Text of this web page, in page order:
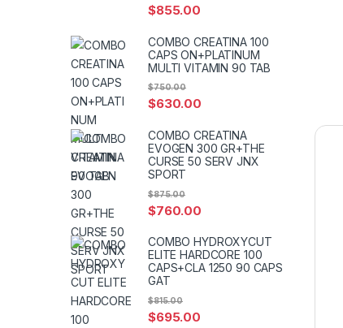
$855.00
COMBO CREATINA 100
CAPS ON+PLATINUM
MULTI VITAMIN 90 TAB
$630.00
$750.00
COMBO CREATINA
EVOGEN 300 GR+THE
CURSE 50 SERV JNX
SPORT
$760.00
$875.00
COMBO HYDROXYCUT
ELITE HARDCORE 100
CAPS+CLA 1250 90 CAPS
GAT
$695.00
$815.00